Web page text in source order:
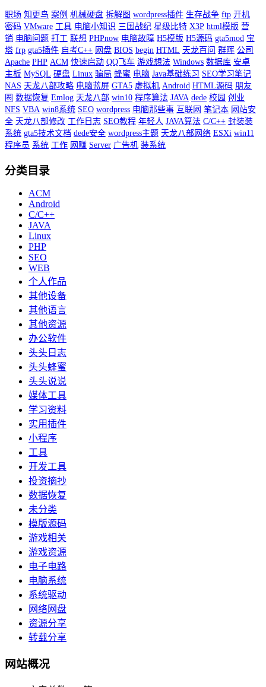
职场 知更鸟 案例 机械硬盘 拆解图 wordpress插件 生存战争 ftp 开机
密码 VMware 工具 电脑小知识 三国战纪 星级比特 X3P html模版 营
销 电脑问题 打工 联想 PHPnow 电脑故障 H5模版 H5源码 gta5mod 宝
塔 frp gta5插件 自考C++ 网盘 BIOS begin HTML 天龙百问 群晖 公司
Apache PHP ACM 快速启动 QQ飞车 游戏想法 Windows 数据库 安卓
主板 MySQL 硬盘 Linux 骗局 蜂蜜 电脑 Java基础练习 SEO学习笔记
NAS 天龙八部攻略 电脑蓝屏 GTA5 虚拟机 Android HTML源码 朋友
圈 数据恢复 Emlog 天龙八部 win10 程序算法 JAVA dede 校园 创业
NFS VBA win8系统 SEO wordpress 电脑那些事 互联网 笔记本 网站安
全 天龙八部修改 工作日志 SEO教程 年轻人 JAVA算法 C/C++ 封装装
系统 gta5技术文档 dede安全 wordpress主题 天龙八部网络 ESXi win11
程序员 系统 工作 网赚 Server 广告机 装系统
分类目录
ACM
Android
C/C++
JAVA
Linux
PHP
SEO
WEB
个人作品
其他设备
其他语言
其他资源
办公软件
头头日志
头头蜂蜜
头头说说
媒体工具
学习资料
实用插件
小程序
工具
开发工具
投资摘抄
数据恢复
未分类
模版源码
游戏相关
游戏资源
电子电路
电脑系统
系统驱动
网络网盘
资源分享
转载分享
网站概况